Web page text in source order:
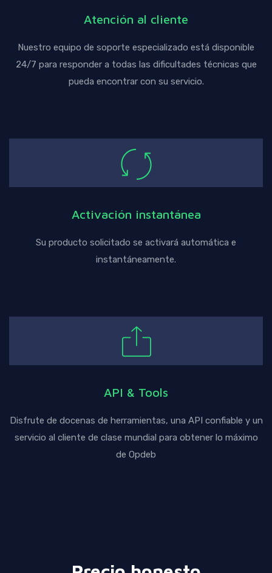
Atención al cliente
Nuestro equipo de soporte especializado está disponible
24/7 para responder a todas las dificultades técnicas que
pueda encontrar con su servicio.
Activación instantánea
Su producto solicitado se activará automática e
instantáneamente.
API & Tools
Disfrute de docenas de herramientas, una API confiable y un
servicio al cliente de clase mundial para obtener lo máximo
de Opdeb